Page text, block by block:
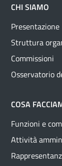
CHI SIAMO
Presentazione
Struttura
Commissioni
Osservatorio
COSA
Funzioni e
Attività